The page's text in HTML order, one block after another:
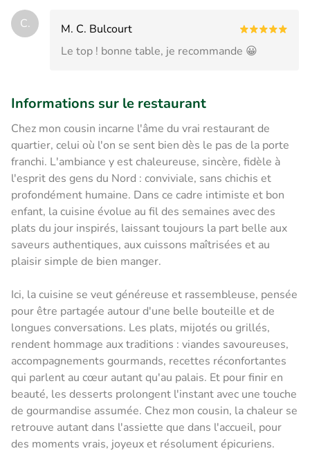
C.
M. C. Bulcourt
Le top ! bonne table, je recommande 😀
Informations sur le restaurant
Chez mon cousin incarne l'âme du vrai restaurant de
quartier, celui où l'on se sent bien dès le pas de la porte
franchi. L'ambiance y est chaleureuse, sincère, fidèle à
l'esprit des gens du Nord : conviviale, sans chichis et
profondément humaine. Dans ce cadre intimiste et bon
enfant, la cuisine évolue au fil des semaines avec des
plats du jour inspirés, laissant toujours la part belle aux
saveurs authentiques, aux cuissons maîtrisées et au
plaisir simple de bien manger.
Ici, la cuisine se veut généreuse et rassembleuse, pensée
pour être partagée autour d'une belle bouteille et de
longues conversations. Les plats, mijotés ou grillés,
rendent hommage aux traditions : viandes savoureuses,
accompagnements gourmands, recettes réconfortantes
qui parlent au cœur autant qu'au palais. Et pour finir en
beauté, les desserts prolongent l'instant avec une touche
de gourmandise assumée. Chez mon cousin, la chaleur se
retrouve autant dans l'assiette que dans l'accueil, pour
des moments vrais, joyeux et résolument épicuriens.